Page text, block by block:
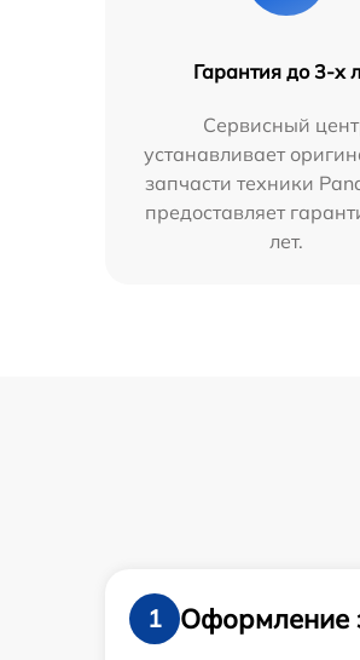
Гарантия до 3-х
Сервисный
устанавливает
запчасти техники
предоставляет
лет.
1
Оформление